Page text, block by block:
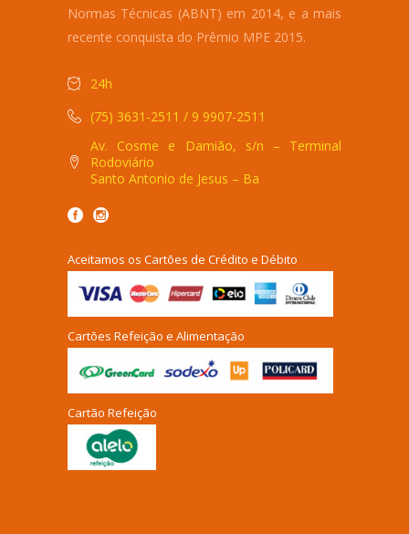
Normas Técnicas (ABNT) em 2014, e a mais
recente conquista do Prêmio MPE 2015.
24h
(75) 3631-2511 / 9 9907-2511
Av. Cosme e Damião, s/n – Terminal
Rodoviário
Santo Antonio de Jesus – Ba
Aceitamos os Cartões de Crédito e Débito
Cartões Refeição e Alimentação
Cartão Refeição